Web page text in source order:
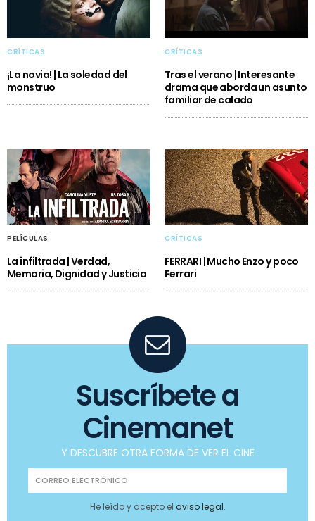
CRÍTICAS
¡La novia! | La soledad del
monstruo
CRÍTICAS
Tras el verano | Interesante
drama que aborda un asunto
familiar de calado
PELÍCULAS
La infiltrada | Verdad,
Memoria, Dignidad y Justicia
CRÍTICAS
FERRARI | Mucho Enzo y poco
Ferrari
Suscríbete a
Cinemanet
Y DESCUBRE OTRA FORMA DE VER EL CINE
He leído y acepto el aviso legal.